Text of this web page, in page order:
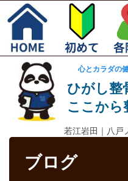
心とカラダの
ひがし整
ここから整
若江岩田｜ 八戸
ブログ